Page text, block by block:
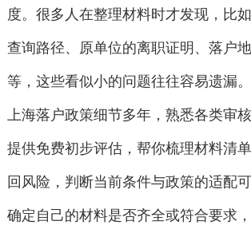
度。很多人在整理材料时才发现，比
查询路径、原单位的离职证明、落户
等，这些看似小的问题往往容易遗漏
上海落户政策细节多年，熟悉各类审
提供免费初步评估，帮你梳理材料清
回风险，判断当前条件与政策的适配
确定自己的材料是否齐全或符合要求